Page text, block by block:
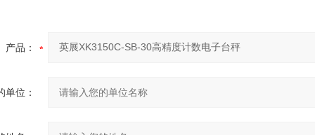
产品：
单位：